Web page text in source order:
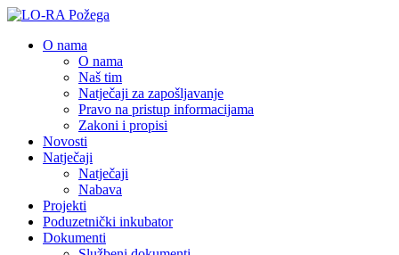
O nama
O nama
Naš tim
Natječaji za zapošljavanje
Pravo na pristup informacijama
Zakoni i propisi
Novosti
Natječaji
Natječaji
Nabava
Projekti
Poduzetnički inkubator
Dokumenti